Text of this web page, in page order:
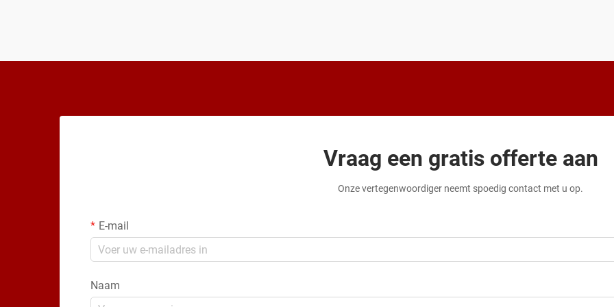
Vraag een gratis offerte aan
Onze vertegenwoordiger neemt spoedig contact met u op.
E-mail
Naam